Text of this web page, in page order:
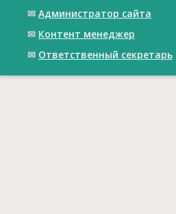
✉ Администратор сайта
✉ Контент менеджер
✉ Ответственный cекретарь